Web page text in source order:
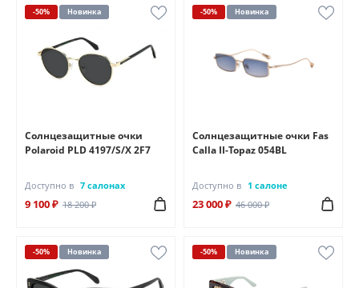
-50% Новинка
Солнцезащитные очки
Polaroid PLD 4197/S/X 2F7
Доступно в 7 салонах
9 100 ₽ 18 200 ₽
-50% Новинка
Солнцезащитные очки Fas
Calla II-Topaz 054BL
Доступно в 1 салоне
23 000 ₽ 46 000 ₽
-50% Новинка -50% Новинка